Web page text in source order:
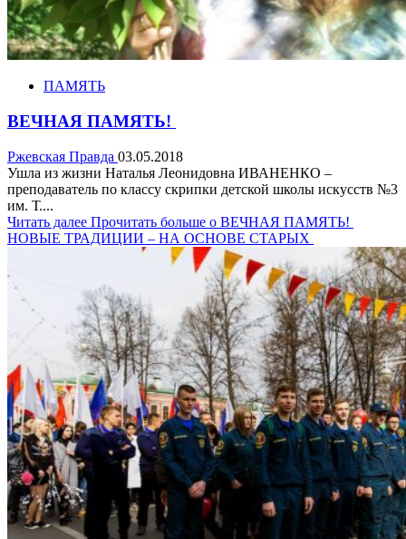
ПАМЯТЬ
ВЕЧНАЯ ПАМЯТЬ!
Ржевская Правда 03.05.2018
Ушла из жизни Наталья Леонидовна ИВАНЕНКО –
преподаватель по классу скрипки детской школы искусств №3
им. Т....
Читать далее Прочитать больше о ВЕЧНАЯ ПАМЯТЬ!
НОВЫЕ ТРАДИЦИИ – НА ОСНОВЕ СТАРЫХ